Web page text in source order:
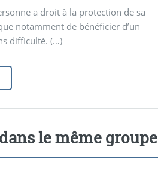
a droit à la protection de sa
notamment de bénéficier d’un
difficulté. (…)
le même groupe